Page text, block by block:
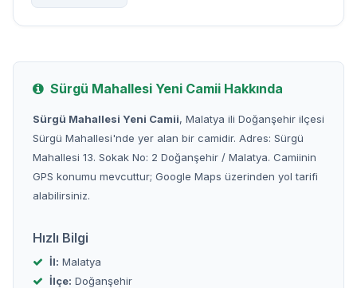
Sürgü Mahallesi Yeni Camii Hakkında
Sürgü Mahallesi Yeni Camii, Malatya ili Doğanşehir ilçesi
Sürgü Mahallesi'nde yer alan bir camidir. Adres: Sürgü
Mahallesi 13. Sokak No: 2 Doğanşehir / Malatya. Camiinin
GPS konumu mevcuttur; Google Maps üzerinden yol tarifi
alabilirsiniz.
Hızlı Bilgi
İl: Malatya
İlçe: Doğanşehir